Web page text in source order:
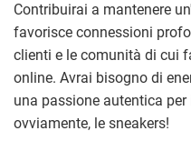
Contribuirai a mantenere
favorisce connessioni
clienti e le comunità di cui
online. Avrai bisogno di
una passione autentica
ovviamente, le sneakers!